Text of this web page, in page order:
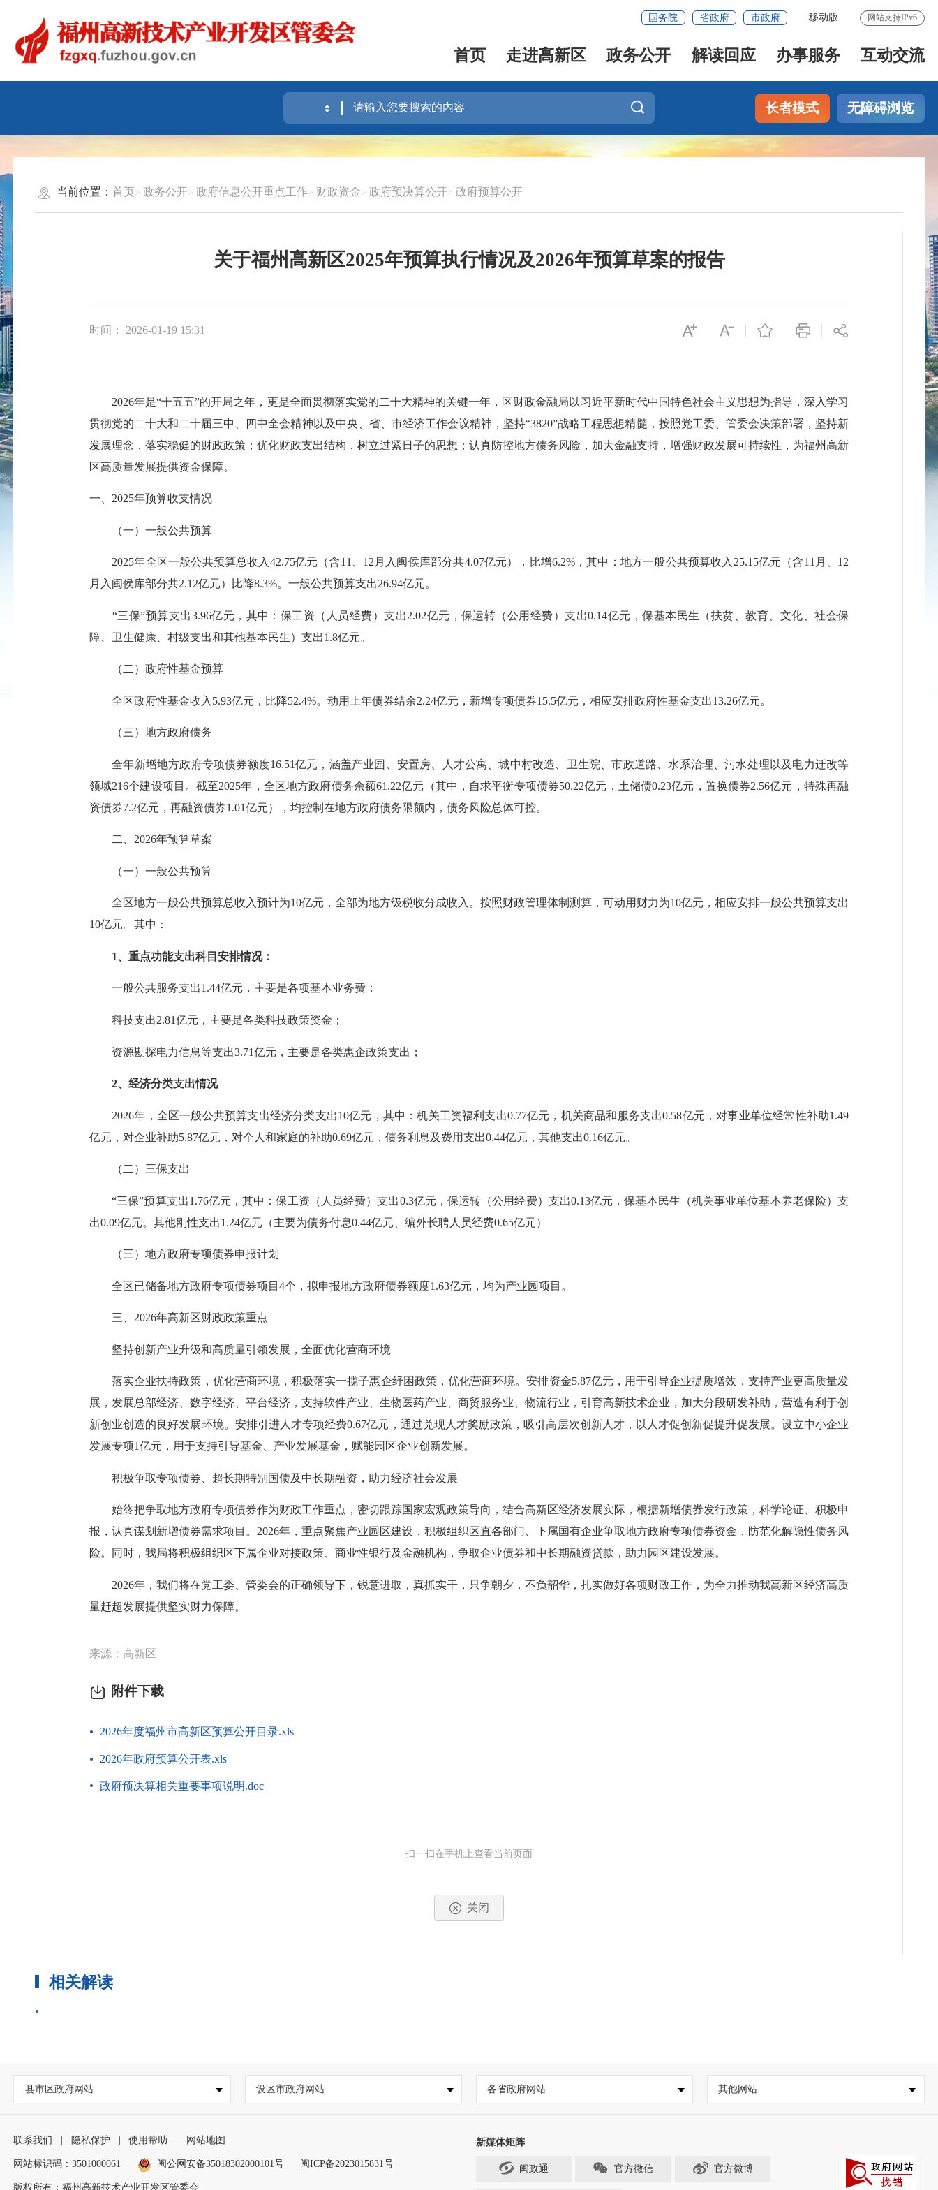
国务院 省政府 市政府 移动版 网站支持IPv6
首页 走进高新区 政务公开 解读回应 办事服务 互动交流
长者模式 无障碍浏览
当前位置： 首页 政务公开 政府信息公开重点工作 财政资金 政府预决算公开 政府预算公开
关于福州高新区2025年预算执行情况及2026年预算草案的报告
时间： 2026-01-19 15:31
2026年是“十五五”的开局之年 ，更是全面贯彻落实党的二十大精神的关键一年 ， 区财政金融局以习近平新时代中国特色社会主义思想为指导，深入学习
贯彻党的二十大和二十届三中、四中全会精神以及中央、省、市经济工作会议精神，坚持“3820”战略工程思想精髓，按照党工委、管委会决策部署，坚持新
发展理念，落实稳健的财政政策；优化财政支出结构，树立过紧日子的思想；认真防控地方债务风险，加大金融支持，增强财政发展可持续性，为福州高新
区高质量发展提供资金保障。
一、 2025年预算收支情况
（一）一般公共预算
2025年全区一般公共预算总收入42.75亿元（含11、12月入闽侯库部分共4.07亿元），比增6.2%，其中：地方一般公共预算收入25.15亿元（含11月、12
月入闽侯库部分共2.12亿元）比降8.3%。一般公共预算支出26.94亿元。
“三保”预算支出3.96亿元，其中：保工资（人员经费）支出2.02亿元，保运转（公用经费）支出0.14亿元，保基本民生（扶贫、教育、文化、社会保
障、卫生健康、村级支出和其他基本民生）支出1.8亿元。
（二）政府性基金预算
全区政府性基金收入 5.93亿元，比降52.4%。动用上年债券结余2.24亿元，新增专项债券15.5亿元，相应安排政府性基金支出13.26亿元。
（三）地方政府债务
全年新增地方政府专项债券额度16.51亿元，涵盖产业园、安置房、人才公寓、城中村改造、卫生院、市政道路、水系治理、污水处理以及电力迁改等
领域216个建设项目。截至2025年，全区地方政府债务余额61.22亿元（其中，自求平衡专项债券50.22亿元，土储债0.23亿元，置换债券2.56亿元，特殊再融
资债券7.2亿元，再融资债券1.01亿元），均控制在地方政府债务限额内，债务风险总体可控。
二、 2026年预算草案
（一）一般公共预算
全区地方一般公共预算总收入预计为10亿元，全部为地方级税收分成收入。按照财政管理体制测算，可动用财力为10亿元，相应安排一般公共预算支出
10亿元。其中：
1、重点功能支出科目安排情况：
一般公共服务支出1.44亿元，主要是各项基本业务费；
科技支出2.81亿元，主要是各类科技政策资金；
资源勘探电力信息等支出3.71亿元，主要是各类惠企政策支出；
2、经济分类支出情况
2026年，全区一般公共预算支出经济分类支出10亿元，其中：机关工资福利支出0.77亿元，机关商品和服务支出0.58亿元，对事业单位经常性补助1.49
亿元，对企业补助5.87亿元，对个人和家庭的补助0.69亿元，债务利息及费用支出0.44亿元，其他支出0.16亿元。
（二）三保支出
“三保”预算支出1.76亿元，其中：保工资（人员经费）支出0.3亿元，保运转（公用经费）支出0.13亿元，保基本民生（机关事业单位基本养老保险）支
出0.09亿元。其他刚性支出1.24亿元（主要为债务付息0.44亿元、编外长聘人员经费0.65亿元）
（三）地方政府专项债券申报计划
全区已储备地方政府专项债券项目 4个，拟申报地方政府债券额度1.63亿元，均为产业园项目。
三、 2026年高新区财政政策重点
坚持创新产业升级和高质量引领发展，全面优化营商环境
落实企业扶持政策，优化营商环境，积极落实一揽子惠企纾困政策，优化营商环境。安排资金5.87亿元，用于引导企业提质增效，支持产业更高质量发
展，发展总部经济、数字经济、平台经济，支持软件产业、生物医药产业、商贸服务业、物流行业，引育高新技术企业，加大分段研发补助，营造有利于创
新创业创造的良好发展环境。安排引进人才专项经费0.67亿元，通过兑现人才奖励政策，吸引高层次创新人才，以人才促创新促提升促发展。设立中小企业
发展专项1亿元，用于支持引导基金、产业发展基金，赋能园区企业创新发展。
积极争取专项债券、超长期特别国债及中长期融资，助力经济社会发展
始终把争取地方政府专项债券作为财政工作重点，密切跟踪国家宏观政策导向，结合高新区经济发展实际，根据新增债券发行政策，科学论证、积极申
报，认真谋划新增债券需求项目。 2026年，重点聚焦产业园区建设，积极组织区直各部门、下属国有企业争取地方政府专项债券资金，防范化解隐性债务风
险。同时，我局将积极组织区下属企业对接政策、商业性银行及金融机构，争取企业债券和中长期融资贷款，助力园区建设发展。
2026年，我们将在党工委、管委会的正确领导下，锐意进取，真抓实干，只争朝夕，不负韶华，扎实做好各项财政工作，为全力推动我高新区经济高质
量赶超发展提供坚实财力保障。
来源：高新区
附件下载
2026年度福州市高新区预算公开目录.xls
2026年政府预算公开表.xls
政府预决算相关重要事项说明.doc
扫一扫在手机上查看当前页面
关闭
相关解读
县市区政府网站 设区市政府网站 各省政府网站 其他网站
联系我们 隐私保护 使用帮助 网站地图
网站标识码：3501000061 闽公网安备35018302000101号 闽ICP备2023015831号
版权所有：福州高新技术产业开发区管委会
新媒体矩阵
闽政通 官方微信 官方微博